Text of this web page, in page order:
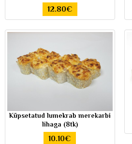
12.80€
Küpsetatud lumekrab merekarbi
lihaga (8tk)
10.10€